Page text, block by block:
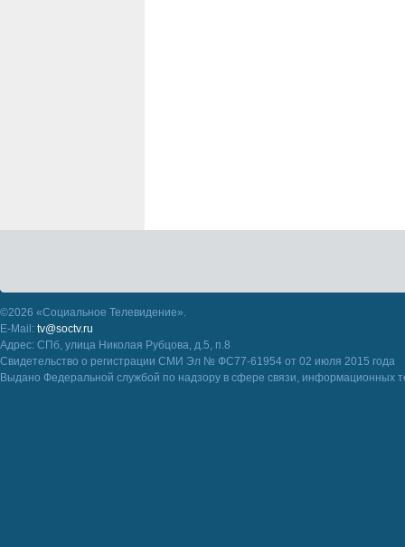
©2026 «Социальное Телевидение».
E-Mail: tv@soctv.ru
Адрес: СПб, улица Николая Рубцова, д.5, п.8
Свидетельство о регистрации СМИ Эл № ФС77-61954 от 02 июля 2015 года
Выдано Федеральной службой по надзору в сфере связи, информационных